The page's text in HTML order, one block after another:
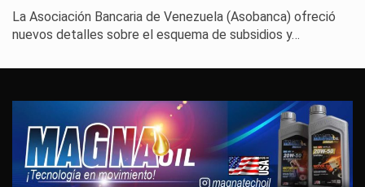
La Asociación Bancaria de Venezuela (Asobanca) ofreció
nuevos detalles sobre el esquema de subsidios y…